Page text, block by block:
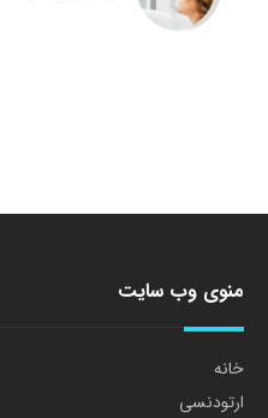
منوی وب سایت
خانه
ارتودنسی